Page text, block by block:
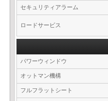
セキュリティアラーム
ロードサービス
パワーウィンドウ
オットマン機構
フルフラットシート